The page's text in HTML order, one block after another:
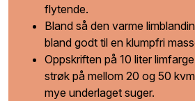
flytende.
Bland så den varme
bland godt til en klumpfri
Oppskriften på 10 liter
strøk på mellom 20 og 50
mye underlaget suger.